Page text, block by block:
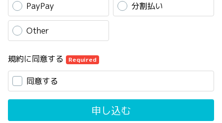
PayPay 分割払い
Other
規約に同意する Required
同意する
申し込む